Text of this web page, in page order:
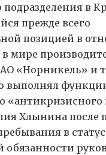
подразделения в
прежде всего
позицией в
мире
«Норникель» и
выполнял
Хлынина после
в